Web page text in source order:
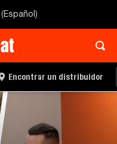
Encontrar un distribuidor